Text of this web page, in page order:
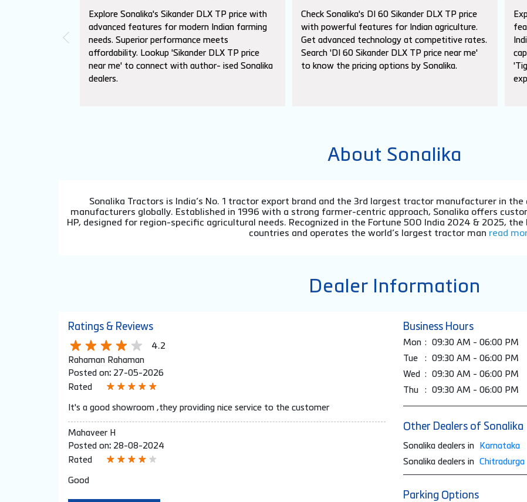
Explore Sonalika's Sikander DLX TP price with
advanced features for modern Indian farming
needs. Superior performance meets
affordability. Lookup 'Sikander DLX TP price
near me' to connect with author- ised Sonalika
dealers.
Check Sonalika's DI 60 Sikander DLX TP price
with powerful features for Indian agriculture.
Get advanced technology at competitive rates.
Search 'DI 60 Sikander DLX TP price near me'
to know the pricing options by Sonalika.
About Sonalika
Sonalika Tractors is India’s No. 1 tractor export brand and the 3rd largest tractor manufacturer in
manufacturers globally. Established in 1996 with a strong farmer-centric approach, Sonalika offers
HP, designed for region-specific agricultural needs. Recognized in the Fortune 500 India 2024 & 2025,
countries and operates the world’s largest tractor man read
Dealer Information
Ratings & Reviews
4.2
Rahaman Rahaman
Posted on: 27-05-2026
Rated
It's a good showroom ,they providing nice service to the customer
Mahaveer H
Posted on: 28-08-2024
Rated
Good
Business Hours
Mon
09:30 AM - 06:00 PM
Tue
09:30 AM - 06:00 PM
Wed
09:30 AM - 06:00 PM
Thu
09:30 AM - 06:00 PM
Other Dealers of Sonalika
Sonalika dealers in
Karnataka
Sonalika dealers in Chitradurga
Parking Options